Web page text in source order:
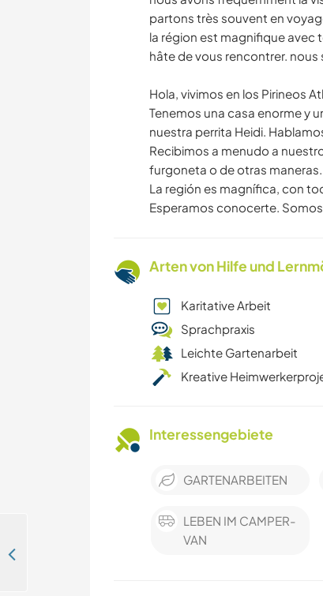
partons très souvent en
la région est magnifique avec
hâte de vous rencontrer.
Hola, vivimos en los Pirineos
Tenemos una casa enorme y
nuestra perrita Heidi.
Recibimos a menudo a
furgoneta o de otras maneras.
La región es magnífica, con
Esperamos conocerte.
Arten von Hilfe und
Karitative Arbeit
Sprachpraxis
Leichte Gartenarbeit
Kreative
Interessengebiete
GARTENARBEITEN
LEBEN IM CAMPER-
VAN